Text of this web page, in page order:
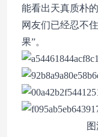
能看出天真质朴的
网友们已经忍不
果”。